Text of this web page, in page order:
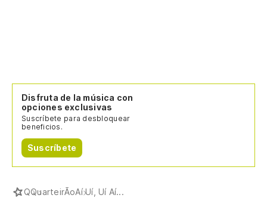
Disfruta de la música con
opciones exclusivas
Suscríbete para desbloquear
beneficios.
Suscríbete
QQuarteirÃoAí Uí, Uí Aí...